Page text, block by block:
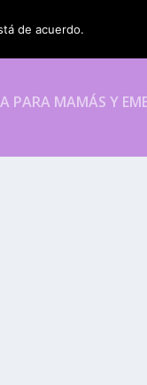
PARA MAMÁS Y
de acuerdo.